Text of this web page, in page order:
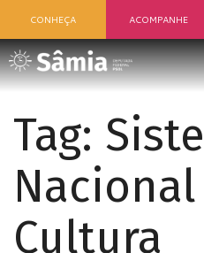
CONHEÇA ACOMPANHE
Tag:
Cultura